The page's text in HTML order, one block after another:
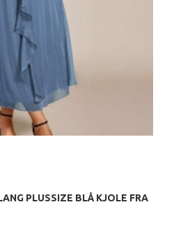
PLUSSIZE BLÅ KJOLE FRA